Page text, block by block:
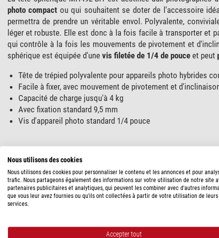
photo compact ou qui souhaitent se doter de l'accessoire
permettra de prendre un véritable envol. Polyvalente,
léger et robuste. Elle est donc à la fois facile à transporter et
qui contrôle à la fois les mouvements de pivotement et
sphérique est équipée d'une vis filetée de 1/4 de pouceet peut
Tête de trépied polyvalente pour appareils photo hybrides
Facile à fixer, avec mouvement de pivotement et
Capacité de charge jusqu'à 4 kg
Avec fixation standard 9,5 mm
Vis d'appareil photo standard 1/4 pouce
SPÉCIFICATIONS
Capacité
Type
Capacité de charge (kg)
Pas-de-vis de fixation appareil-photo
Nous utilisons des cookies
Nous utilisons des cookies pour personnaliser le contenu et les annonces et pour
trafic. Nous partageons également des informations sur votre utilisation de notre site
partenaires publicitaires et analytiques, qui peuvent les combiner avec d'autres
que vous leur avez fournies ou qu'ils ont collectées à partir de votre utilisation de leurs
services.
Accepter tout